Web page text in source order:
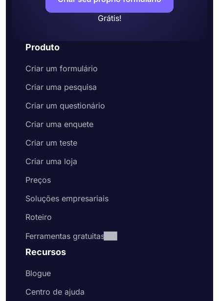
Grátis!
Produto
Criar um formulário
Criar uma pesquisa
Criar um questionário
Criar uma enquete
Criar um teste
Criar uma loja
Preços
Soluções empresariais
Roteiro
Ferramentas gratuitas
Recursos
Blogue
Centro de ajuda